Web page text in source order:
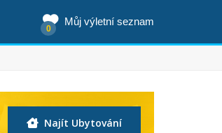
Můj výletní seznam
0
Najít Ubytování